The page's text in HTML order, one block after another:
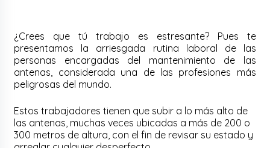
¿Crees que tú trabajo es estresante? Pues te
presentamos la arriesgada rutina laboral de las
personas encargadas del mantenimiento de las
antenas, considerada una de las profesiones más
peligrosas del mundo.
Estos trabajadores tienen que subir a lo más alto de
las antenas, muchas veces ubicadas a más de 200 o
300 metros de altura, con el fin de revisar su estado y